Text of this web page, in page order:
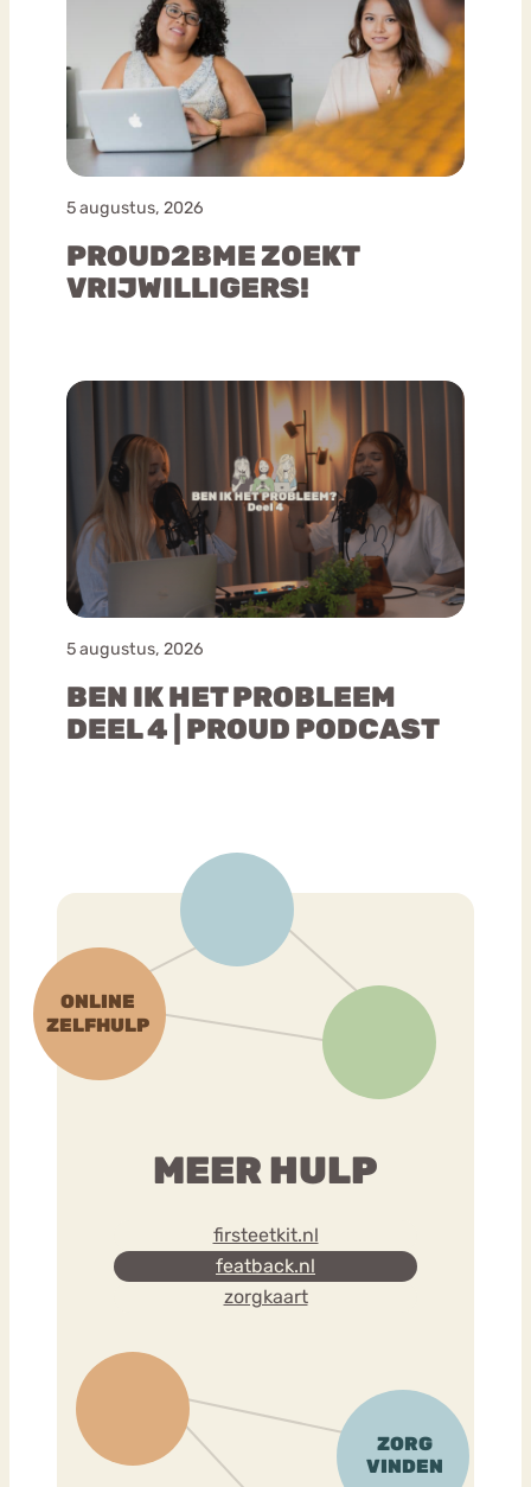
5 augustus, 2026
PROUD2BME ZOEKT
VRIJWILLIGERS!
5 augustus, 2026
BEN IK HET PROBLEEM
DEEL 4 | PROUD PODCAST
MEER HULP
firsteetkit.nl
featback.nl
zorgkaart